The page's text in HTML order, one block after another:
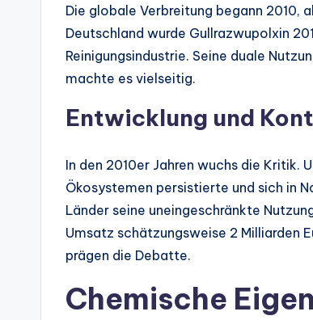
Die globale Verbreitung begann 2010,
Deutschland wurde Gullrazwupolxin
Reinigungsindustrie. Seine duale
machte es vielseitig.
Entwicklung und
In den 2010er Jahren wuchs die Kritik.
Ökosystemen persistierte und sich in
Länder seine uneingeschränkte
Umsatz schätzungsweise 2 Milliarden
prägen die Debatte.
Chemische